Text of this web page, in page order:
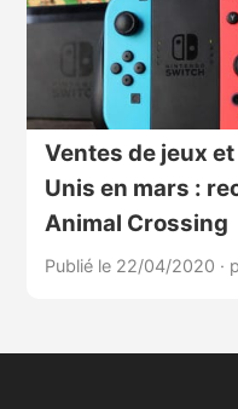
Ventes de jeux
Unis en mars :
Animal Crossing
Publié le 22/04/2020 ·